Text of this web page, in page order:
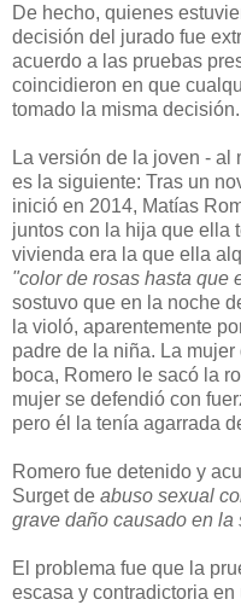
De hecho, quienes
decisión del jurado fue
acuerdo a las pruebas
coincidieron en que
tomado la misma decisión.
La versión de la joven -
es la siguiente: Tras un
inició en 2014, Matías
juntos con la hija que ella
vivienda era la que ella
"color de rosas hasta que
sostuvo que en la noche
la violó, aparentemente
padre de la niña. La
boca, Romero le sacó la
mujer se defendió con
pero él la tenía agarrada
Romero fue detenido y
Surget de abuso sexual
grave daño causado en
El problema fue que la
escasa y contradictoria